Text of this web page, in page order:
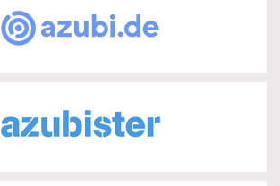
azubi.de
zur Partnerseite
Azubister
zur Partnerseite